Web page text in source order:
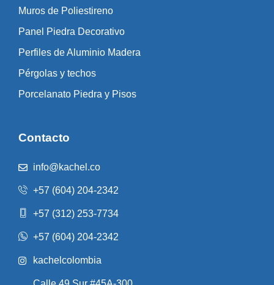
Muros de Poliestireno
Panel Piedra Decorativo
Perfiles de Aluminio Madera
Pérgolas y techos
Porcelanato Piedra y Pisos
Contacto
info@kachel.co
+57 (604) 204-2342
+57 (312) 253-7734
+57 (604) 204-2342
kachelcolombia